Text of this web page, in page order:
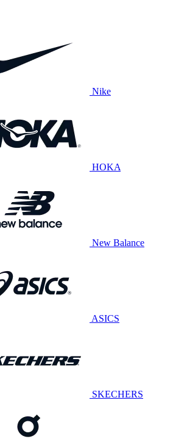
Nike
HOKA
New Balance
ASICS
SKECHERS